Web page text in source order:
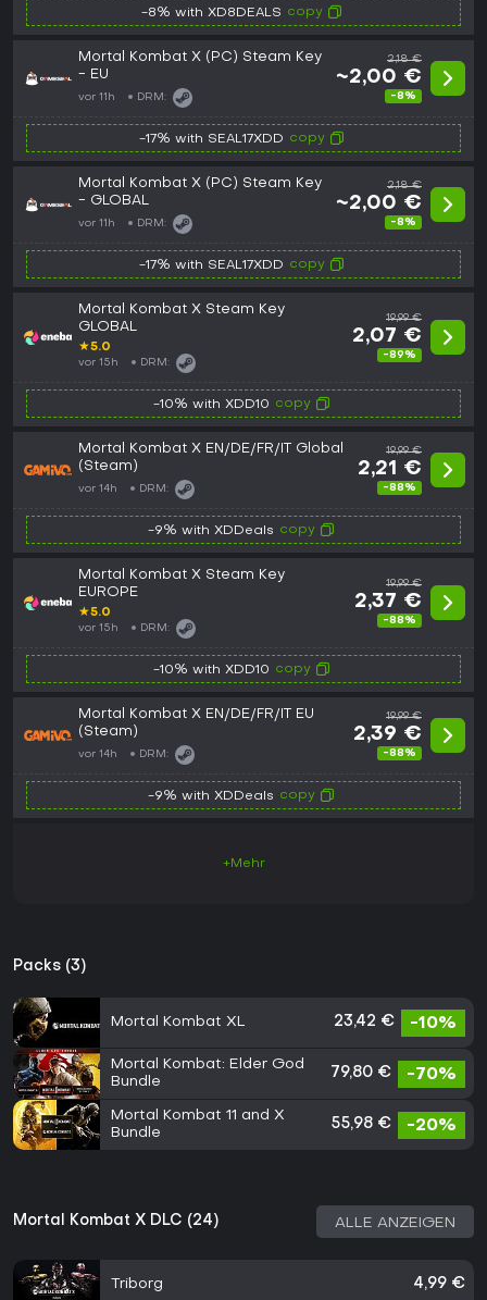
-8% with XD8DEALS copy
Mortal Kombat X (PC) Steam Key
- EU
vor 11h DRM:
2,18 €
~2,00 €
-8%
-17% with SEAL17XDD copy
Mortal Kombat X (PC) Steam Key
- GLOBAL
vor 11h DRM:
2,18 €
~2,00 €
-8%
-17% with SEAL17XDD copy
Mortal Kombat X Steam Key
GLOBAL
★5.0
vor 15h DRM:
19,99 €
2,07 €
-89%
-10% with XDD10 copy
Mortal Kombat X EN/DE/FR/IT Global
(Steam)
vor 14h DRM:
19,99 €
2,21 €
-88%
-9% with XDDeals copy
Mortal Kombat X Steam Key
EUROPE
★5.0
vor 15h DRM:
19,99 €
2,37 €
-88%
-10% with XDD10 copy
Mortal Kombat X EN/DE/FR/IT EU
(Steam)
vor 14h DRM:
19,99 €
2,39 €
-88%
-9% with XDDeals copy
+Mehr
Packs (3)
Mortal Kombat XL 23,42 € -10%
Mortal Kombat: Elder God
Bundle
79,80 € -70%
Mortal Kombat 11 and X
Bundle
55,98 € -20%
Mortal Kombat X DLC (24) ALLE ANZEIGEN
Triborg 4,99 €